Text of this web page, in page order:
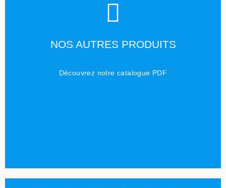
NOS AUTRES PRODUITS
Découvrez notre catalogue PDF
TÉLÉCHARGER